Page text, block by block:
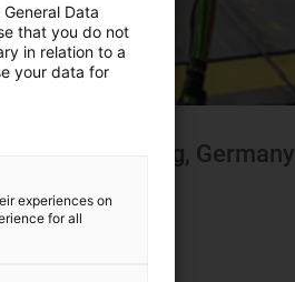
Hamburg, Germany
Data
that you do not
in relation to a
your data for
experiences on
for all